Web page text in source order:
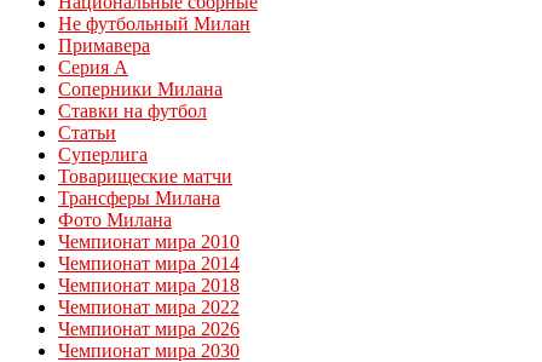
Не футбольный Милан
Примавера
Серия А
Соперники Милана
Ставки на футбол
Статьи
Суперлига
Товарищеские матчи
Трансферы Милана
Фото Милана
Чемпионат мира 2010
Чемпионат мира 2014
Чемпионат мира 2018
Чемпионат мира 2022
Чемпионат мира 2026
Чемпионат мира 2030